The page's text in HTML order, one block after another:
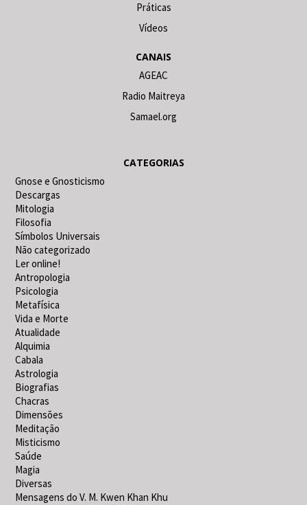
Práticas
Vídeos
CANAIS
AGEAC
Radio Maitreya
Samael.org
CATEGORIAS
Gnose e Gnosticismo
Descargas
Mitologia
Filosofia
Símbolos Universais
Não categorizado
Ler online!
Antropologia
Psicologia
Metafísica
Vida e Morte
Atualidade
Alquimia
Cabala
Astrologia
Biografias
Chacras
Dimensões
Meditação
Misticismo
Saúde
Magia
Diversas
Mensagens do V. M. Kwen Khan Khu